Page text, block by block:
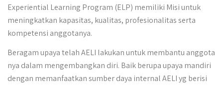
Experiential Learning Program (ELP) memiliki Misi untuk
meningkatkan kapasitas, kualitas, profesionalitas serta
kompetensi anggotanya.
Beragam upaya telah AELI lakukan untuk membantu anggota
nya dalam mengembangkan diri. Baik berupa upaya mandiri
dengan memanfaatkan sumber daya internal AELI yg berisi